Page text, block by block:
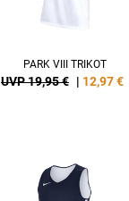
PARK VIII TRIKOT
UVP 19,95 € | 12,97€